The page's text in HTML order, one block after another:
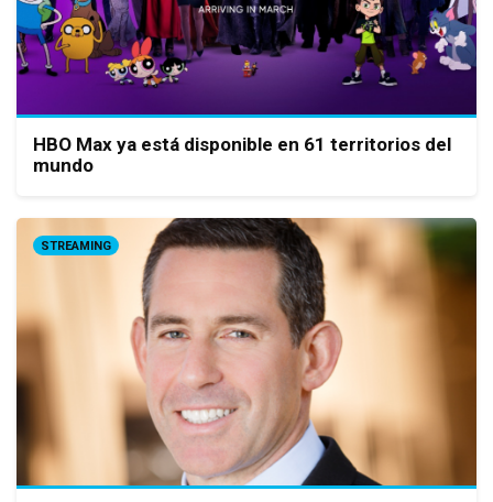
HBO Max ya está disponible en 61 territorios del
mundo
STREAMING